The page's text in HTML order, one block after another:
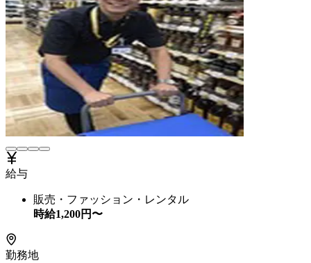
給与
販売・ファッション・レンタル
時給1,200円〜
勤務地